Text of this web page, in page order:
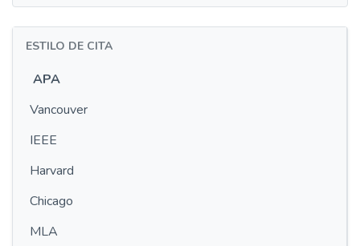
ESTILO DE CITA
APA
Vancouver
IEEE
Harvard
Chicago
MLA